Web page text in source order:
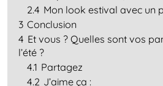
2.4 Mon look estival avec un
3 Conclusion
4 Et vous ? Quelles sont vos
l’été ?
4.1 Partagez
4.2 J’aime ça :